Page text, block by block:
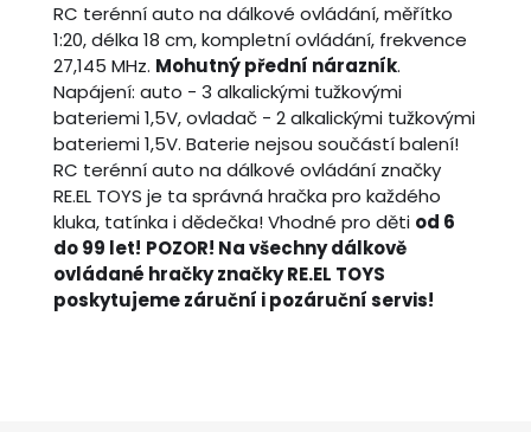
RC terénní auto na dálkové ovládání, měřítko
1:20, délka 18 cm, kompletní ovládání, frekvence
27,145 MHz. Mohutný přední nárazník.
Napájení: auto - 3 alkalickými tužkovými
bateriemi 1,5V, ovladač - 2 alkalickými tužkovými
bateriemi 1,5V. Baterie nejsou součástí balení!
RC terénní auto na dálkové ovládání značky
RE.EL TOYS je ta správná hračka pro každého
kluka, tatínka i dědečka! Vhodné pro děti od 6
do 99 let! POZOR! Na všechny dálkově
ovládané hračky značky RE.EL TOYS
poskytujeme záruční i pozáruční servis!